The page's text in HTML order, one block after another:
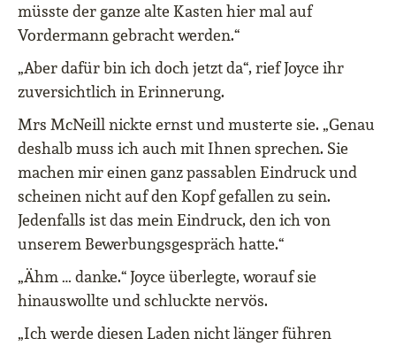
müsste der ganze alte Kasten hier mal auf
Vordermann gebracht werden.“
„Aber dafür bin ich doch jetzt da“, rief Joyce ihr
zuversichtlich in Erinnerung.
Mrs McNeill nickte ernst und musterte sie. „Genau
deshalb muss ich auch mit Ihnen sprechen. Sie
machen mir einen ganz passablen Eindruck und
scheinen nicht auf den Kopf gefallen zu sein.
Jedenfalls ist das mein Eindruck, den ich von
unserem Bewerbungsgespräch hatte.“
„Ähm … danke.“ Joyce überlegte, worauf sie
hinauswollte und schluckte nervös.
„Ich werde diesen Laden nicht länger führen